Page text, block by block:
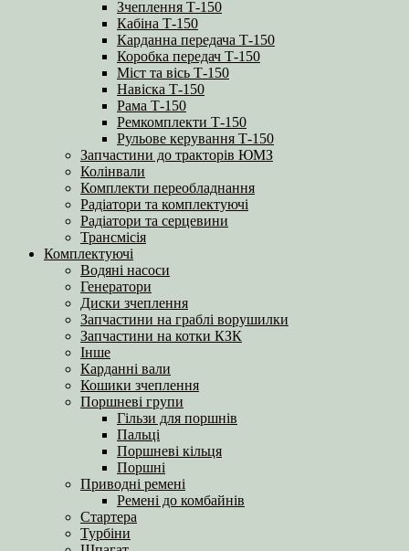
Зчеплення Т-150
Кабіна Т-150
Карданна передача Т-150
Коробка передач Т-150
Міст та вісь Т-150
Навіска Т-150
Рама Т-150
Ремкомплекти Т-150
Рульове керування Т-150
Запчастини до тракторів ЮМЗ
Колінвали
Комплекти переобладнання
Радіатори та комплектуючі
Радіатори та серцевини
Трансмісія
Комплектуючі
Водяні насоси
Генератори
Диски зчеплення
Запчастини на граблі ворушилки
Запчастини на котки КЗК
Інше
Карданні вали
Кошики зчеплення
Поршневі групи
Гільзи для поршнів
Пальці
Поршневі кільця
Поршні
Приводні ремені
Ремені до комбайнів
Стартера
Турбіни